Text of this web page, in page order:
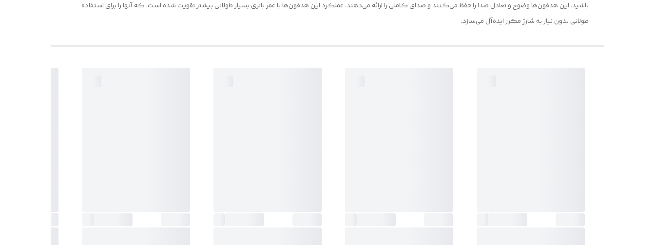
باشید، این هدفون‌ها وضوح و تعادل صدا را حفظ می‌کنند و صدای کاملی را ارائه می‌دهند. عملکرد این هدفون‌ها با عمر باتری بسیار طولانی بیشتر تقویت شده است، که آنها را برای استفاده
طولانی بدون نیاز به شارژ مکرر ایده‌آل می‌سازد.